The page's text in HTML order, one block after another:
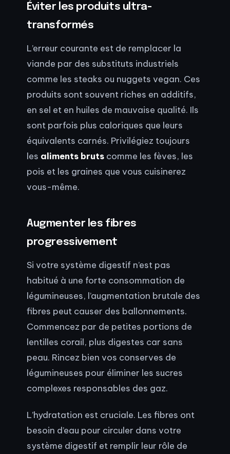
Éviter les produits ultra-
transformés
L’erreur courante est de remplacer la
viande par des substituts industriels
comme les steaks ou nuggets vegan. Ces
produits sont souvent riches en additifs,
en sel et en huiles de mauvaise qualité. Ils
sont parfois plus caloriques que leurs
équivalents carnés. Privilégiez toujours
les aliments bruts comme les fèves, les
pois et les graines que vous cuisinerez
vous-même.
Augmenter les fibres
progressivement
Si votre système digestif n’est pas
habitué à une forte consommation de
légumineuses, l’augmentation brutale des
fibres peut causer des ballonnements.
Commencez par de petites portions de
lentilles corail, plus digestes car sans
peau. Rincez bien vos conserves de
légumineuses pour éliminer les sucres
complexes responsables des gaz.
L’hydratation est cruciale. Les fibres ont
besoin d’eau pour circuler dans votre
système digestif et remplir leur rôle de